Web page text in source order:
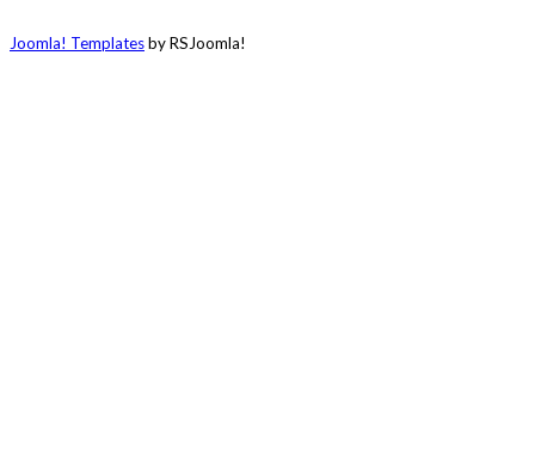
Joomla! Templatesby RSJoomla!